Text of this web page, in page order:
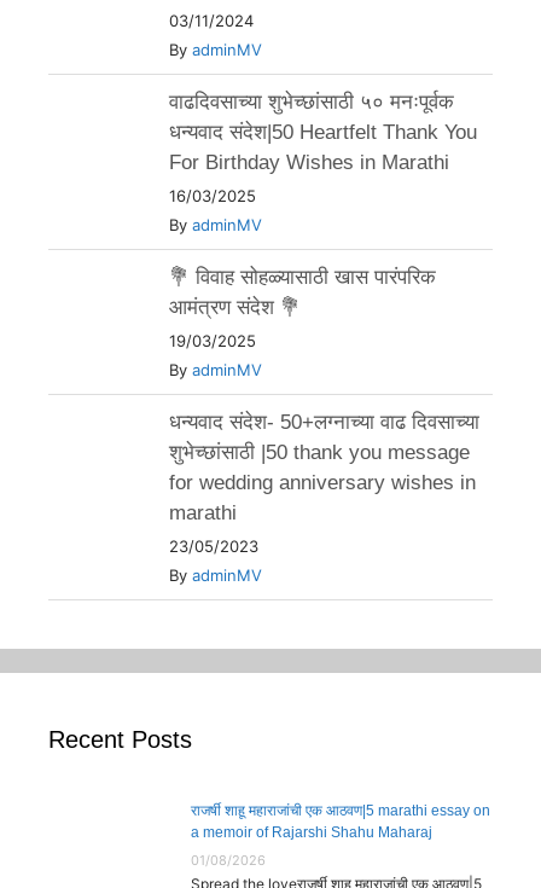
03/11/2024
By adminMV
वाढदिवसाच्या शुभेच्छांसाठी ५० मनःपूर्वक
धन्यवाद संदेश|50 Heartfelt Thank You
For Birthday Wishes in Marathi
16/03/2025
By adminMV
💐 विवाह सोहळ्यासाठी खास पारंपरिक
आमंत्रण संदेश 💐
19/03/2025
By adminMV
धन्यवाद संदेश- 50+लग्नाच्या वाढ दिवसाच्या
शुभेच्छांसाठी |50 thank you message
for wedding anniversary wishes in
marathi
23/05/2023
By adminMV
Recent Posts
राजर्षी शाहू महाराजांची एक आठवण|5 marathi essay on
a memoir of Rajarshi Shahu Maharaj
01/08/2026
Spread the loveराजर्षी शाहू महाराजांची एक आठवण|5